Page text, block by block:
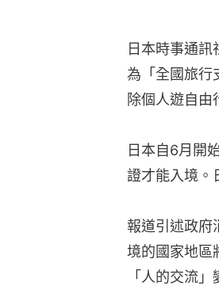
日本時事通
為「全國旅行
除個人遊自由
日本自6月開
證才能入境。
報道引述政府
境的國家地區
「人的交流